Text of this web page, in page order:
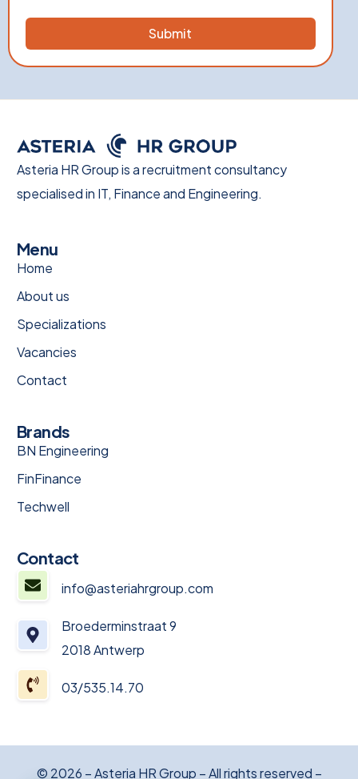
Asteria HR Group is a recruitment consultancy
specialised in IT, Finance and Engineering.
Menu
Home
About us
Specializations
Vacancies
Contact
Brands
BN Engineering
FinFinance
Techwell
Contact
info@asteriahrgroup.com
Broederminstraat 9
2018 Antwerp
03/535.14.70
© 2026 – Asteria HR Group – All rights reserved –